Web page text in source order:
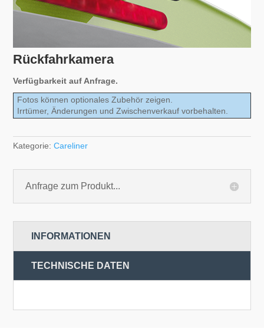
Rückfahrkamera
Verfügbarkeit auf Anfrage.
Fotos können optionales Zubehör zeigen.
Irrtümer, Änderungen und Zwischenverkauf vorbehalten.
Kategorie:Careliner
Anfrage zum Produkt...
INFORMATIONEN
TECHNISCHE DATEN